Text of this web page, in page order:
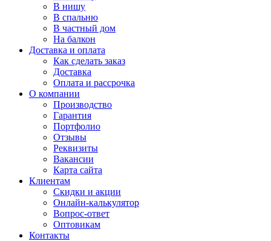
В нишу
В спальню
В частный дом
На балкон
Доставка и оплата
Как сделать заказ
Доставка
Оплата и рассрочка
О компании
Производство
Гарантия
Портфолио
Отзывы
Реквизиты
Вакансии
Карта сайта
Клиентам
Скидки и акции
Онлайн-калькулятор
Вопрос-ответ
Оптовикам
Контакты